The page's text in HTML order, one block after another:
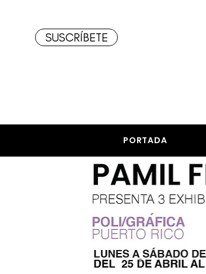
SUSCRÍBETE
PORTADA